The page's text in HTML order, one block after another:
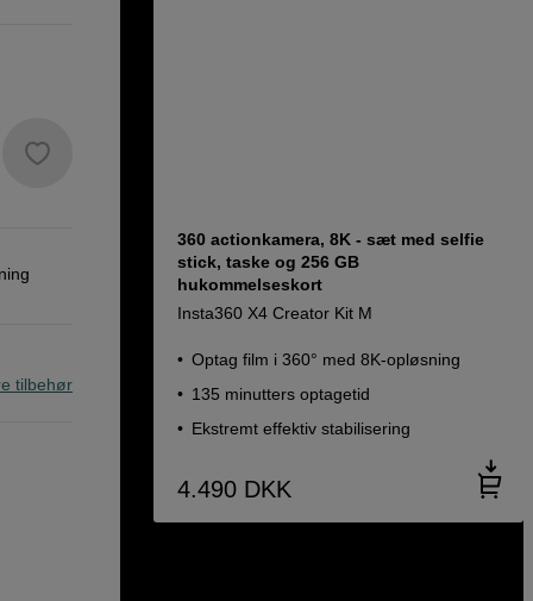
tilbehør
360 actionkamera, 8K - sæt med selfie
stick, taske og 256 GB
hukommelseskort
Insta360 X4 Creator Kit M
Optag film i 360° med 8K-opløsning
135 minutters optagetid
Ekstremt effektiv stabilisering
4.490 DKK